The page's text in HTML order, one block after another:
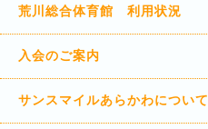
荒川総合体育館 利用状況
入会のご案内
サンスマイルあらかわについて